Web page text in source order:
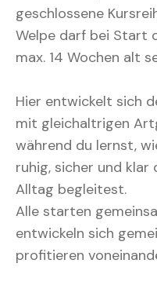
geschlossene
Welpe darf bei Start
max. 14 Wochen alt
Hier entwickelt sich
mit gleichaltrigen
während du lernst,
ruhig, sicher und klar
Alltag begleitest.
Alle starten
entwickeln sich
profitieren